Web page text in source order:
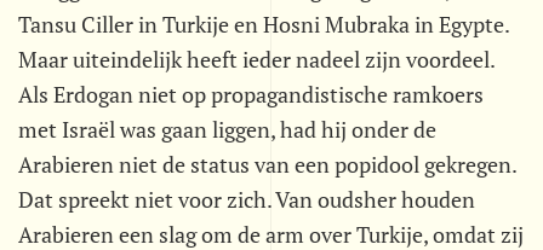
Tansu Ciller in Turkije en Hosni Mubraka in Egypte.
Maar uiteindelijk heeft ieder nadeel zijn voordeel.
Als Erdogan niet op propagandistische ramkoers
met Israël was gaan liggen, had hij onder de
Arabieren niet de status van een popidool gekregen.
Dat spreekt niet voor zich. Van oudsher houden
Arabieren een slag om de arm over Turkije, omdat zij